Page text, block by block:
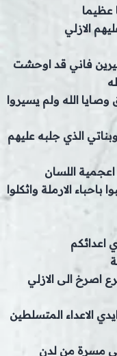
عظيما
الازلي
فاني قد اوحشت
الله ولم يسيروا
الذي جلبه عليهم
اللسان
الارملة واثكلوا
اعدائكم
اصرخ الى الازلي
الاعداء المتسلطين
مسرة من لدن